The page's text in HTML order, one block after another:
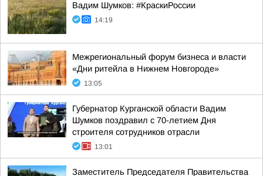
Вадим Шумков: #КраскиРоссии
14:19
Межрегиональный форум бизнеса и власти
«Дни ритейла в Нижнем Новгороде»
13:05
Губернатор Курганской области Вадим
Шумков поздравил с 70-летием Дня
строителя сотрудников отрасли
13:01
Заместитель Председателя Правительства